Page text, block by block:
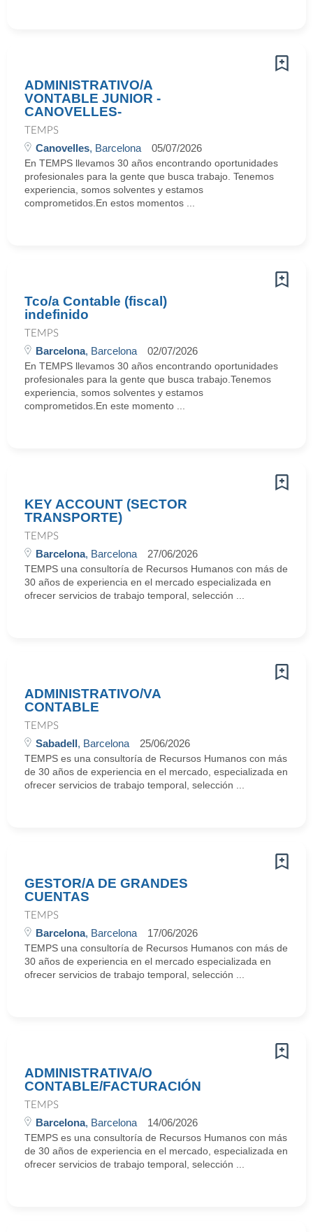
ADMINISTRATIVO/A
VONTABLE JUNIOR -
CANOVELLES-
TEMPS
Canovelles, Barcelona 05/07/2026
En TEMPS llevamos 30 años encontrando oportunidades
profesionales para la gente que busca trabajo. Tenemos
experiencia, somos solventes y estamos
comprometidos.En estos momentos ...
Tco/a Contable (fiscal)
indefinido
TEMPS
Barcelona, Barcelona 02/07/2026
En TEMPS llevamos 30 años encontrando oportunidades
profesionales para la gente que busca trabajo.Tenemos
experiencia, somos solventes y estamos
comprometidos.En este momento ...
KEY ACCOUNT (SECTOR
TRANSPORTE)
TEMPS
Barcelona, Barcelona 27/06/2026
TEMPS una consultoría de Recursos Humanos con más de
30 años de experiencia en el mercado especializada en
ofrecer servicios de trabajo temporal, selección ...
ADMINISTRATIVO/VA
CONTABLE
TEMPS
Sabadell, Barcelona 25/06/2026
TEMPS es una consultoría de Recursos Humanos con más
de 30 años de experiencia en el mercado, especializada en
ofrecer servicios de trabajo temporal, selección ...
GESTOR/A DE GRANDES
CUENTAS
TEMPS
Barcelona, Barcelona 17/06/2026
TEMPS una consultoría de Recursos Humanos con más de
30 años de experiencia en el mercado especializada en
ofrecer servicios de trabajo temporal, selección ...
ADMINISTRATIVA/O
CONTABLE/FACTURACIÓN
TEMPS
Barcelona, Barcelona 14/06/2026
TEMPS es una consultoría de Recursos Humanos con más
de 30 años de experiencia en el mercado, especializada en
ofrecer servicios de trabajo temporal, selección ...